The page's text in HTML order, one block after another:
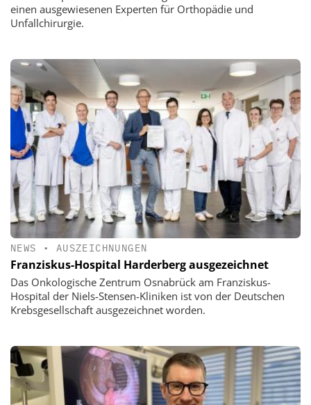
einen ausgewiesenen Experten für Orthopädie und
Unfallchirurgie.
NEWS • AUSZEICHNUNGEN
Franziskus-Hospital Harderberg ausgezeichnet
Das Onkologische Zentrum Osnabrück am Franziskus-
Hospital der Niels-Stensen-Kliniken ist von der Deutschen
Krebsgesellschaft ausgezeichnet worden.